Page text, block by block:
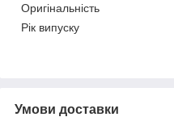
Оригінальність
Рік випуску
Умови доставки